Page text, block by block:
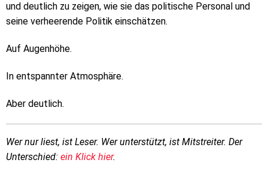
und deutlich zu zeigen, wie sie das politische Personal und
seine verheerende Politik einschätzen.
Auf Augenhöhe.
In entspannter Atmosphäre.
Aber deutlich.
Wer nur liest, ist Leser. Wer unterstützt, ist Mitstreiter. Der
Unterschied: ein Klick hier.